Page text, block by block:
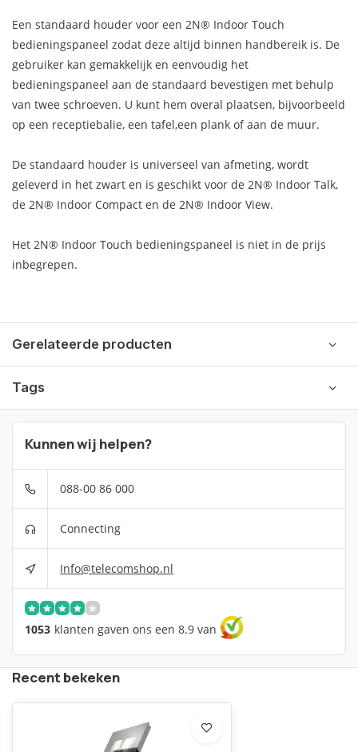
Een standaard houder voor een 2N® Indoor Touch
bedieningspaneel zodat deze altijd binnen handbereik is. De
gebruiker kan gemakkelijk en eenvoudig het
bedieningspaneel aan de standaard bevestigen met behulp
van twee schroeven. U kunt hem overal plaatsen, bijvoorbeeld
op een receptiebalie, een tafel,een plank of aan de muur.
De standaard houder is universeel van afmeting, wordt
geleverd in het zwart en is geschikt voor de 2N® Indoor Talk,
de 2N® Indoor Compact en de 2N® Indoor View.
Het 2N® Indoor Touch bedieningspaneel is niet in de prijs
inbegrepen.
Gerelateerde producten
Tags
Kunnen wij helpen?
088-00 86 000
Connecting
Info@telecomshop.nl
1053 klanten gaven ons een 8.9 van
Recent bekeken